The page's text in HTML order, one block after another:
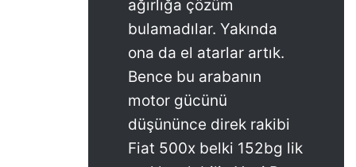
ağırlığa çözüm
bulamadılar. Yakında
ona da el atarlar artık.
Bence bu arabanın
motor gücünü
düşününce direk rakibi
Fiat 500x belki 152bg lik